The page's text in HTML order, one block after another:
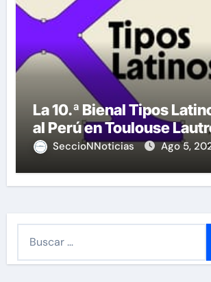
La 10.ª Bienal Tipos
al Perú en Toulouse
SeccioNNoticias Ago 5,